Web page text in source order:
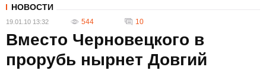
НОВОСТИ
19.01.10 13:32 544 10
Вместо Черновецкого в
прорубь нырнет Довгий